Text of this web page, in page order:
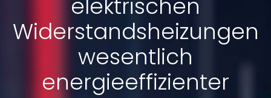
elektrischen
Widerstandsheizungen
wesentlich
energieeffizienter